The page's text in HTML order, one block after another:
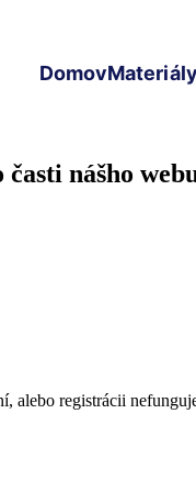
DomovMateriály
nášho
registrácii